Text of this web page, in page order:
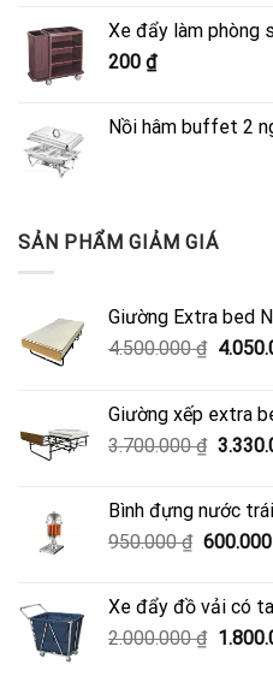
Xe đẩy làm phòng
200 ₫
Nồi hâm buffet 2
SẢN PHẨM GIẢM GIÁ
Giường Extra bed
4.500.000₫ Giá
Giường xếp extra
3.700.000₫ Giá
Bình đựng nước
950.000₫ Giá
950.000
600.000
Xe đẩy đồ vải có
2.000.000₫ Giá